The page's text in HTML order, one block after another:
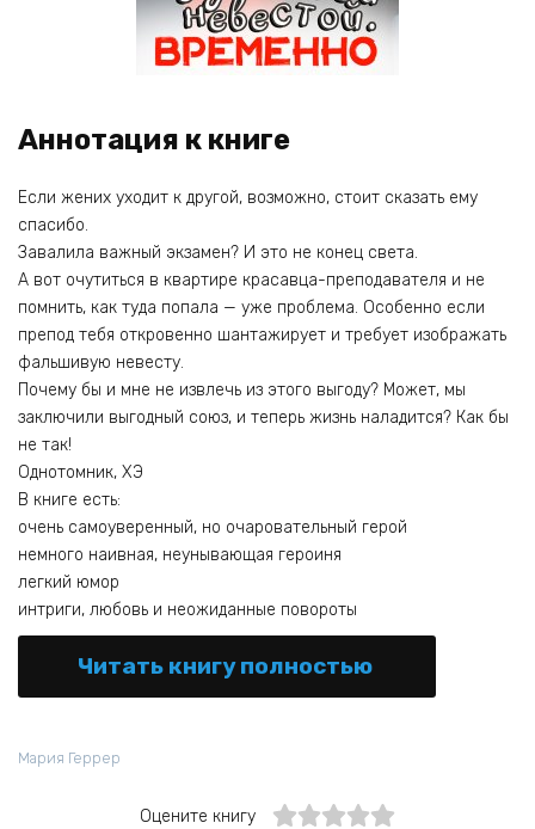
Аннотация к книге
Если жених уходит к другой, возможно, стоит сказать ему
спасибо.
Завалила важный экзамен? И это не конец света.
А вот очутиться в квартире красавца-преподавателя и не
помнить, как туда попала — уже проблема. Особенно если
препод тебя откровенно шантажирует и требует изображать
фальшивую невесту.
Почему бы и мне не извлечь из этого выгоду? Может, мы
заключили выгодный союз, и теперь жизнь наладится? Как бы
не так!
Однотомник, ХЭ
В книге есть:
очень самоуверенный, но очаровательный герой
немного наивная, неунывающая героиня
легкий юмор
интриги, любовь и неожиданные повороты
Читать книгу полностью
Мария Геррер
Оцените книгу